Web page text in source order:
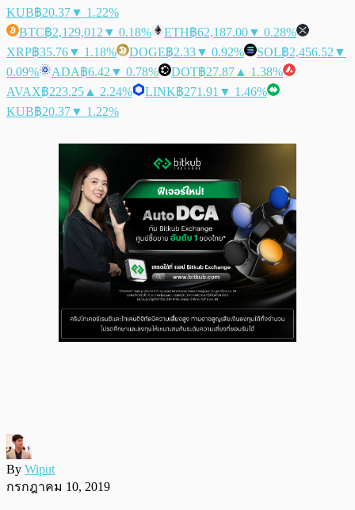
KUB฿20.37▼ 1.22%
BTC฿2,129,012 ▼ 0.18% ETH฿62,187.00▼ 0.28%
XRP฿35.76▼ 1.18% DOGE฿2.33▼ 0.92% SOL฿2,456.52 ▼
0.09%
ADA฿6.42 ▼ 0.78% DOT฿27.87 ▲ 1.38%
AVAX฿223.25 ▲ 2.24% LINK฿271.91 ▼ 1.46%
KUB฿20.37▼ 1.22%
By Wiput
กรกฎาคม 10, 2019